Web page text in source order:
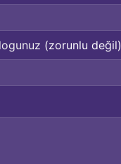
(zorunlu değil)